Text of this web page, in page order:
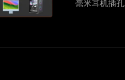
毫米耳机插孔